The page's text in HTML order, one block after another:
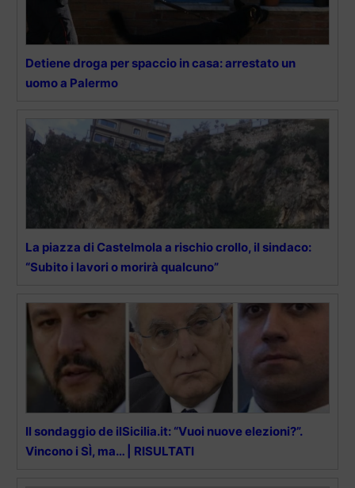
Detiene droga per spaccio in casa: arrestato un
uomo a Palermo
La piazza di Castelmola a rischio crollo, il sindaco:
“Subito i lavori o morirà qualcuno”
Il sondaggio de ilSicilia.it: “Vuoi nuove elezioni?”.
Vincono i SÌ, ma… | RISULTATI